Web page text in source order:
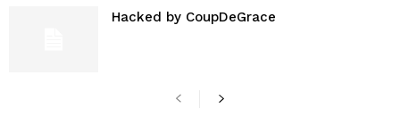
Hacked by CoupDeGrace